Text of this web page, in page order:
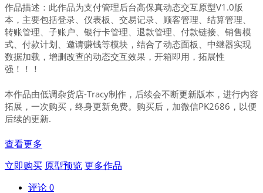
作品描述：此作品为支付管理后台高保真动态交互原型V1.0版
本，主要包括登录、仪表板、交易记录、顾客管理、结算管理、
转账管理、子账户、银行卡管理、退款管理、付款链接、销售模
式、付款计划、邀请赚钱等模块，结合了动态面板、中继器实现
数据加载，增删改查的动态交互效果，开箱即用，拓展性
强！！！
本作品由低调杂货店-Tracy制作，后续会不断更新版本，进行内容
拓展，一次购买，终身更新免费。购买后，加微信PK2686，以便
后续的更新.
查看更多
立即购买 原型预览 更多作品
评论 0